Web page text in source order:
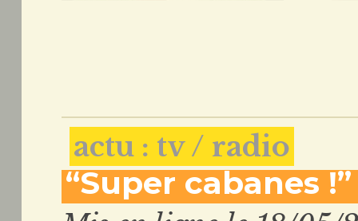
actu : tv / radio
“Super cabanes